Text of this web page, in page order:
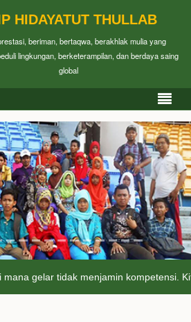
HIDAYATUT THULLAB
beriman, bertaqwa, berakhlak mulia yang
lingkungan, berketerampilan, dan berdaya saing
global
menjamin kompetensi. Kita